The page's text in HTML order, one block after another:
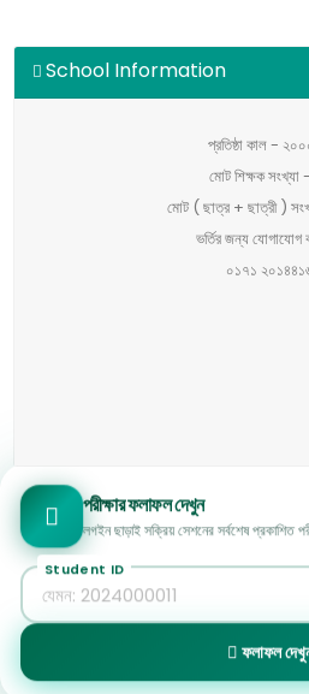
School Information
প্রতিষ্ঠা কাল -
মোট শিক্ষক সংখ্যা
মোট ( ছাত্র + ছাত্রী )
ভর্তির জন্য
০১৭১
পরীক্ষার ফলাফল দেখুন
লগইন ছাড়াই সক্রিয় সেশনের সর্বশেষ
Student ID
ফলাফল